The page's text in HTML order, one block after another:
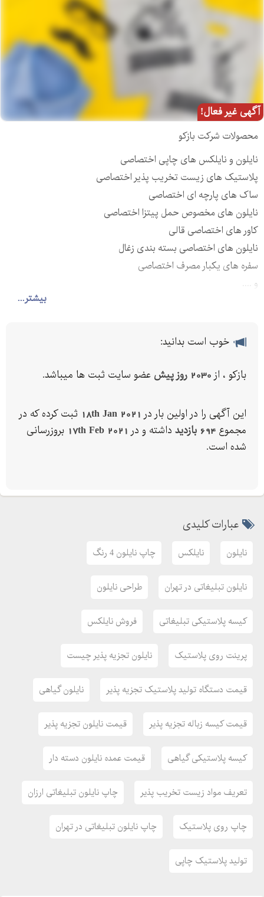
آگهی غیر فعال!
بیشتر...
محصولات شرکت بازکو
نایلون و نایلکس های چاپی اختصاصی
پلاستیک های زیست تخریب پذیر اختصاصی
ساک های پارچه ای اختصاصی
نایلون های مخصوص حمل پیتزا اختصاصی
کاور های اختصاصی قالی
نایلون های اختصاصی بسته بندی زغال
سفره های یکبار مصرف اختصاصی
و ....
⭕بدون محدودیت در سایز ، ضخامت ، نوع دسته (موزی و رکابی)
چهار رنگ ، پشت و رو ) و ....
شما به مرحله چاپ می رسد)
⭕نایلون های خود رو با چاپ فروشگاه خودتان سفارش دهید ، با
هزینه ای برابر با نایلون های شفاف و عمومی
⭕انجام تا تولید ، طراحی ، چاپ ، دوخت و ... نایلون های اختصاصی با
تلفن ثابت
شماره همراه و واتساپ
اینستا : bazco.ir@
کانال تلگرام : bazco_ir
بازکو ، نایلون ، نایلکس ، نایلون چاپی ، نایلکس چاپی ، چاپ نایلون ،
فروش نایلکس ، تولید نایلون و نایلکس ، بسته بندی ، نایلون دسته
تبلیغاتی ، نایلون درجه یک ، پلاستیک اختصاصی ، پلاستیک چاپی ،
تخریب پذیر ، نایلون تجزیه پذیر ، نایلون چاپدار
نایلون تبلیغاتی در تهران
کیسه پلاستیکی تبلیغاتی
چاپ فلکسو روی نایلون
خوب است بدانید:
بازکو ، از 2030 روز پیش عضو سایت ثبت ها میباشد.
این آگهی را در اولین بار در 18th Jan 2021 ثبت کرده که در
مجموع 694 بازدید داشته و در 17th Feb 2021 بروزرسانی
شده است.
عبارات کلیدی
نایلون نایلکس چاپ نایلون 4 رنگ
نایلون تبلیغاتی در تهران طراحی نایلون
کیسه پلاستیکی تبلیغاتی فروش نایلکس
پرینت روی پلاستیک نایلون تجزیه پذیر چیست
قیمت دستگاه تولید پلاستیک تجزیه پذیر نایلون گیاهی
قیمت کیسه زباله تجزیه پذیر قیمت نایلون تجزیه پذیر
کیسه پلاستیکی گیاهی قیمت عمده نایلون دسته دار
تعریف مواد زیست تخریب پذیر چاپ نایلون تبلیغاتی ارزان
چاپ روی پلاستیک چاپ نایلون تبلیغاتی در تهران
تولید پلاستیک چاپی